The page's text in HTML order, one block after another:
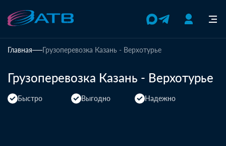
Главная Грузоперевозка Казань - Верхотурье
Грузоперевозка Казань - Верхотурье
Быстро Выгодно Надежно